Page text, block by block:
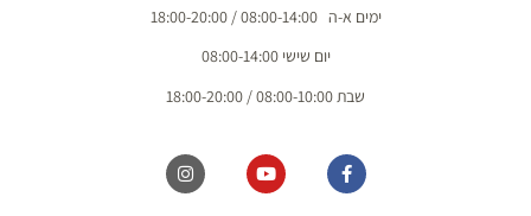
ימים א-ה 08:00-14:00 / 18:00-20:00
יום שישי 08:00-14:00
שבת 08:00-10:00 / 18:00-20:00